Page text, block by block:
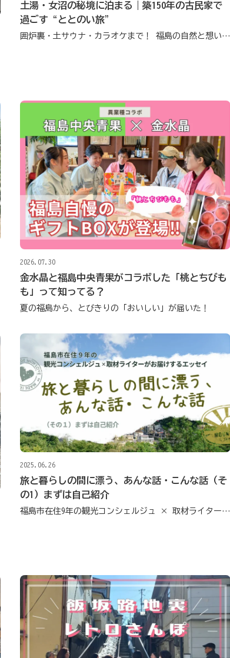
土湯・女沼の秘境に泊まる｜築150年の古民家で
過ごす“ととのい旅”
囲炉裏・土サウナ・カラオケまで！ 福島の自然と想いが重なる遊びと癒しの“福袋宿”
2026.07.30
金水晶と福島中央青果がコラボした「桃とちびも
も」って知ってる？
夏の福島から、とびきりの「おいしい」が届いた！
2025.06.26
旅と暮らしの間に漂う、あんな話・こんな話（そ
の1）まずは自己紹介
福島市在住9年の観光コンシェルジュ × 取材ライターがお届けするエッセイ